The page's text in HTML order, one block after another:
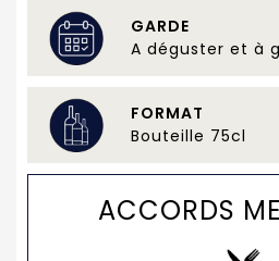
GARDE
A déguster et à
FORMAT
Bouteille 75cl
ACCORDS